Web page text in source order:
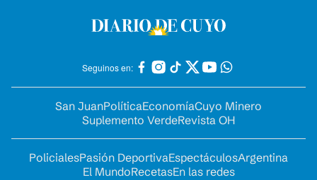
Seguinos en:
San JuanPolíticaEconomíaCuyo Minero
Suplemento VerdeRevista OH
PolicialesPasión DeportivaEspectáculosArgentina
El MundoRecetasEn las redes